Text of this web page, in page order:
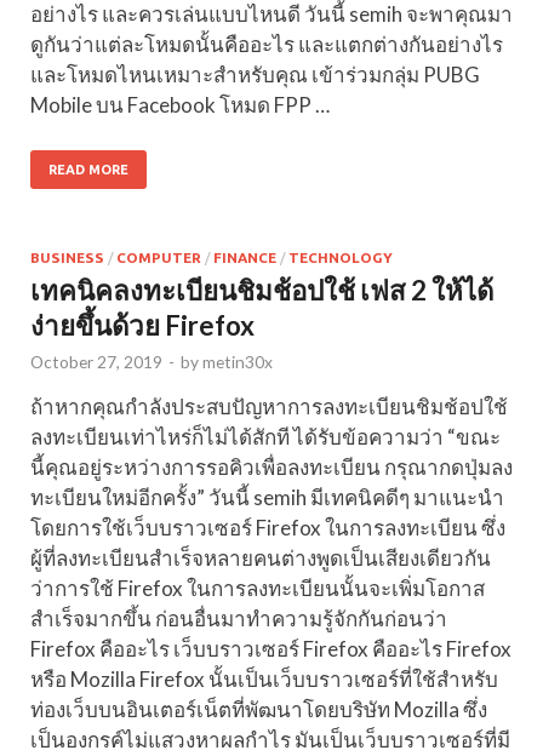
อย่างไร และควรเล่นแบบไหนดี วันนี้ semih จะพาคุณมา
ดูกันว่าแต่ละโหมดนั้นคืออะไร และแตกต่างกันอย่างไร
และโหมดไหนเหมาะสำหรับคุณ เข้าร่วมกลุ่ม PUBG
Mobile บน Facebook โหมด FPP …
READ MORE
BUSINESS / COMPUTER / FINANCE / TECHNOLOGY
เทคนิคลงทะเบียนชิมช้อปใช้ เฟส 2 ให้ได้
ง่ายขึ้นด้วย Firefox
October 27, 2019 - bymetin30x
ถ้าหากคุณกำลังประสบปัญหาการลงทะเบียนชิมช้อปใช้
ลงทะเบียนเท่าไหร่ก็ไม่ได้สักที ได้รับข้อความว่า “ขณะ
นี้คุณอยู่ระหว่างการรอคิวเพื่อลงทะเบียน กรุณากดปุ่มลง
ทะเบียนใหม่อีกครั้ง” วันนี้ semih มีเทคนิคดีๆ มาแนะนำ
โดยการใช้เว็บบราวเซอร์ Firefox ในการลงทะเบียน ซึ่ง
ผู้ที่ลงทะเบียนสำเร็จหลายคนต่างพูดเป็นเสียงเดียวกัน
ว่าการใช้ Firefox ในการลงทะเบียนนั้นจะเพิ่มโอกาส
สำเร็จมากขึ้น ก่อนอื่นมาทำความรู้จักกันก่อนว่า
Firefox คืออะไร เว็บบราวเซอร์ Firefox คืออะไร Firefox
หรือ Mozilla Firefox นั้นเป็นเว็บบราวเซอร์ที่ใช้สำหรับ
ท่องเว็บบนอินเตอร์เน็ตที่พัฒนาโดยบริษัท Mozilla ซึ่ง
เป็นองกรค์ไม่แสวงหาผลกำไร มันเป็นเว็บบราวเซอร์ที่มี